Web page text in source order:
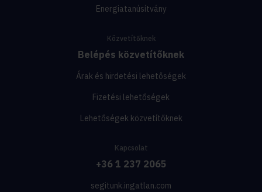
Energiatanúsítvány
Közvetítőknek
Belépés közvetítőknek
Árak és hirdetési lehetőségek
Fizetési lehetőségek
Lehetőségek közvetítőknek
Kapcsolat
+36 1 237 2065
segitunk.ingatlan.com